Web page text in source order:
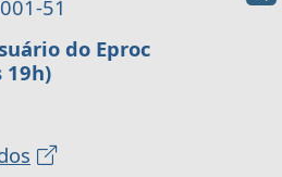
51
do Eproc
19h)